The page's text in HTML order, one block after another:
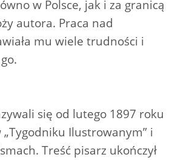
w Polsce, jak i za granicą
autora. Praca nad
mu wiele trudności i
się od lutego 1897 roku
Ilustrowanym” i
Treść pisarz ukończył